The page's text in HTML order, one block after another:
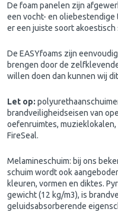
De foam panelen zijn
een vocht- en oliebestendige
er een juiste soort akoestisch
De EASYfoams zijn
brengen door de
willen doen dan kunnen wij
Let op:
brandveiligheidseisen van
oefenruimtes,
FireSeal.
Melamineschuim: bij ons
schuim wordt ook
kleuren, vormen en diktes.
gewicht (12 kg/m3), is
geluidsabsorberende